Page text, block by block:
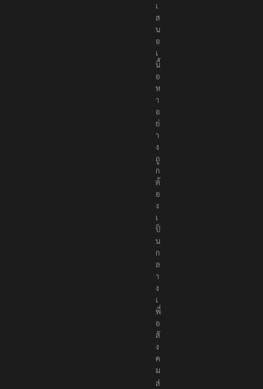
เ
ส
น
อ
เ
นื้
อ
ห
า
อ
ย่
า
ง
ถู
ก
ต้
อ
ง
เ
ป็
น
ก
ล
า
ง
เ
พื่
อ
สั
ง
ค
ม
ส่